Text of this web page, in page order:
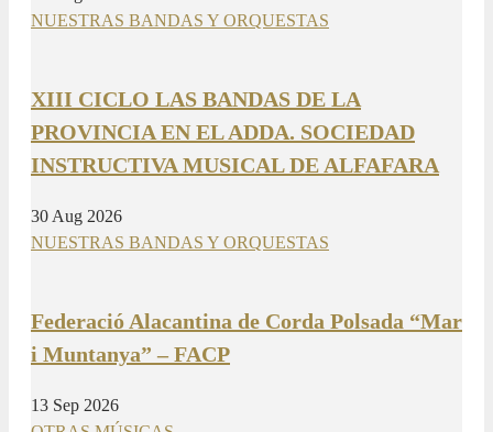
NUESTRAS BANDAS Y ORQUESTAS
XIII CICLO LAS BANDAS DE LA
PROVINCIA EN EL ADDA. SOCIEDAD
INSTRUCTIVA MUSICAL DE ALFAFARA
30 Aug 2026
NUESTRAS BANDAS Y ORQUESTAS
Federació Alacantina de Corda Polsada “Mar
i Muntanya” – FACP
13 Sep 2026